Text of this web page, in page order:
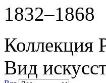
1832–1868
Коллекция
Вид